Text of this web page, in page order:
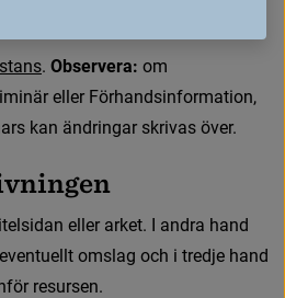
stans. Observera:
eller Förhandsinformation,
kan ändringar skrivas över.
vningen
itelsidan eller arket. I andra hand
eventuellt omslag och i tredje hand
för resursen.